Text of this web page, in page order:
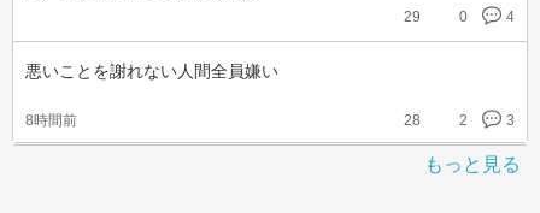
29 0 4
悪いことを謝れない人間全員嫌い
8時間前 28 2 3
もっと見る